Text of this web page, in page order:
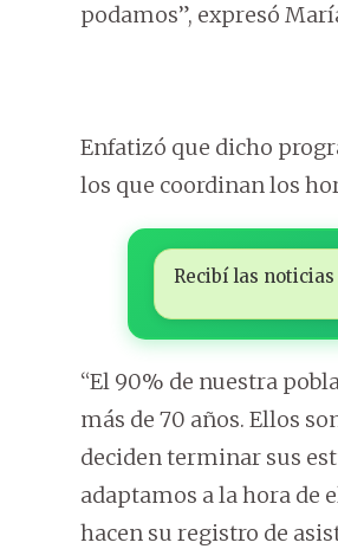
podamos”, expresó
Enfatizó que dicho
los que coordinan los
Recibí las
“El 90% de nuestra
más de 70 años. Ellos
deciden terminar sus
adaptamos a la hora de
hacen su registro de